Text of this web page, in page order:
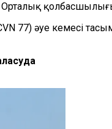
Орталық
77) әуе кемесі